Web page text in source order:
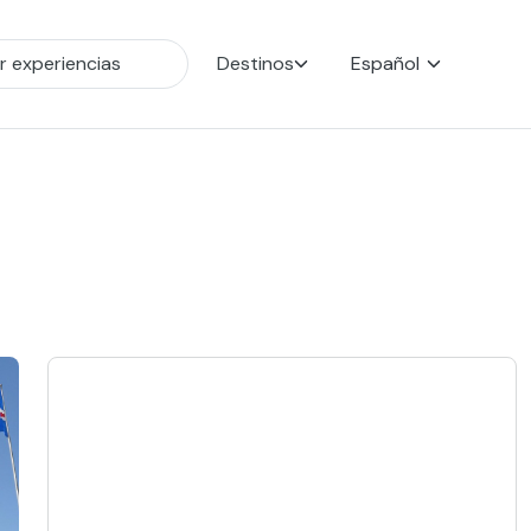
Destinos Español